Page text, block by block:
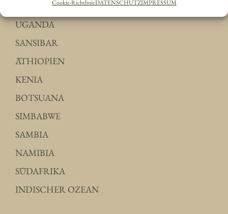
Cookie-RichtlinieDATENSCHUTZIMPRESSUM
KLASSISCHES TANSANIA
UGANDA
SANSIBAR
ÄTHIOPIEN
KENIA
BOTSUANA
SIMBABWE
SAMBIA
NAMIBIA
SÜDAFRIKA
INDISCHER OZEAN